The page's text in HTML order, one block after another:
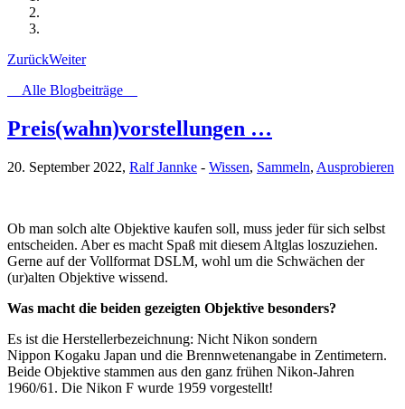
ZurückWeiter
Alle Blogbeiträge
Preis(wahn)vorstellungen …
20. September 2022, Ralf Jannke - Wissen, Sammeln, Ausprobieren
Ob man solch alte Objektive kaufen soll, muss jeder für sich selbst
entscheiden. Aber es macht Spaß mit diesem Altglas loszuziehen.
Gerne auf der Vollformat DSLM, wohl um die Schwächen der
(ur)alten Objektive wissend.
Was macht die beiden gezeigten Objektive besonders?
Es ist die Herstellerbezeichnung: Nicht Nikon sondern
Nippon Kogaku Japan und die Brennwetenangabe in Zentimetern.
Beide Objektive stammen aus den ganz frühen Nikon-Jahren
1960/61. Die Nikon F wurde 1959 vorgestellt!